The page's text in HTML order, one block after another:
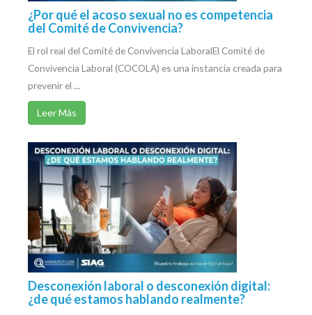
¿Por qué el acoso sexual no es competencia
del Comité de Convivencia?
El rol real del Comité de Convivencia LaboralEl Comité de
Convivencia Laboral (COCOLA) es una instancia creada para
prevenir el ...
Leer Más
Desconexión laboral o desconexión digital:
¿de qué estamos hablando realmente?